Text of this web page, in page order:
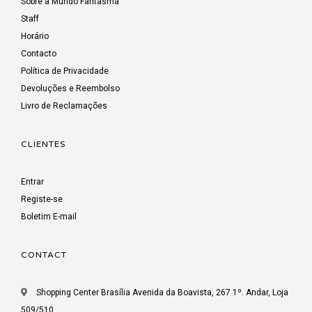
Staff
Horário
Contacto
Política de Privacidade
Devoluções e Reembolso
Livro de Reclamações
CLIENTES
Entrar
Registe-se
Boletim E-mail
CONTACT
Shopping Center Brasília Avenida da Boavista, 267 1º. Andar, Loja
509/510,